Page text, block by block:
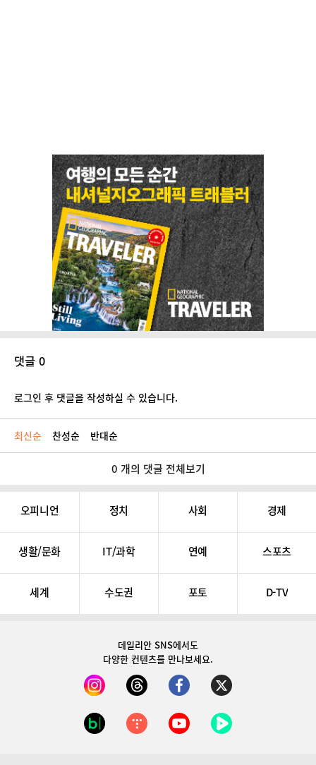
댓글 0
로그인 후 댓글을 작성하실 수 있습니다.
최신순 찬성순 반대순
0 개의 댓글 전체보기
오피니언 정치 사회 경제
생활/문화 IT/과학 연예 스포츠
세계 수도권 포토 D-TV
데일리안 SNS에서도
다양한 컨텐츠를 만나보세요.